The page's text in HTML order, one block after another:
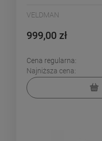
VELDMAN
999,00 zł
Cena regularna:
Najniższa cena: